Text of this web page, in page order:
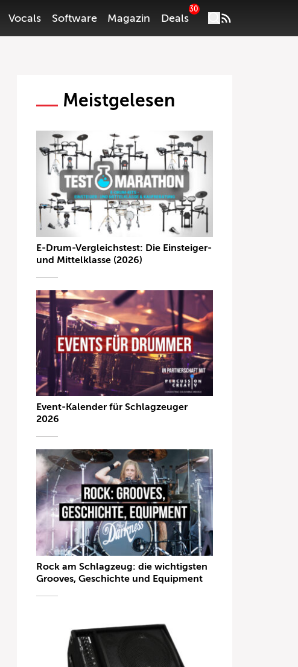
Vocals Software Magazin Deals
30
Meistgelesen
E-Drum-Vergleichstest: Die Einsteiger-
und Mittelklasse (2026)
Event-Kalender für Schlagzeuger
2026
Rock am Schlagzeug: die wichtigsten
Grooves, Geschichte und Equipment